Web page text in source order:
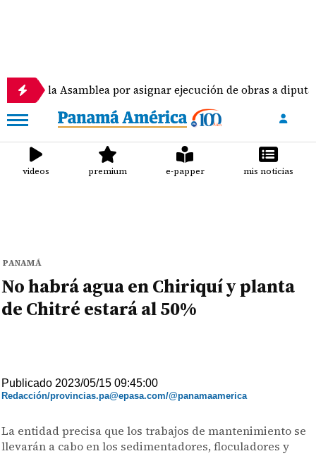
por asignar ejecución de obras a diputados
videos premium e-papper mis noticias
PANAMÁ
No habrá agua en Chiriquí y planta
de Chitré estará al 50%
Publicado 2023/05/15 09:45:00
Redacción/provincias.pa@epasa.com/@panamaamerica
La entidad precisa que los trabajos de mantenimiento se
llevarán a cabo en los sedimentadores, floculadores y